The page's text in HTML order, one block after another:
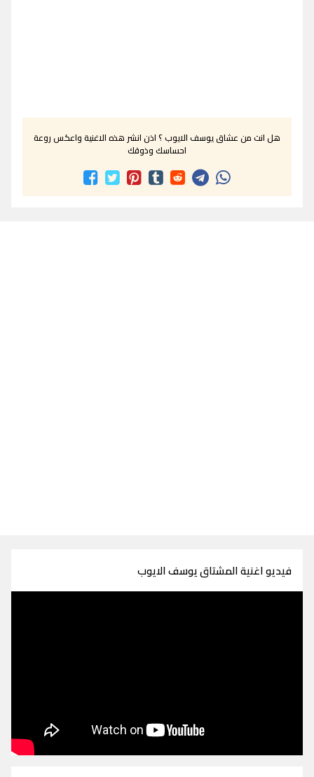
هل انت من عشاق يوسف الايوب ؟ اذن انشر هذه الاغنية واعكس روعة
احساسك وذوقك
فيديو اغنية المشتاق يوسف الايوب